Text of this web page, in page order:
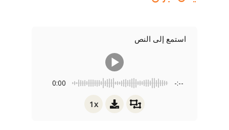
استمع إلى النص
0:00 -:--
1x